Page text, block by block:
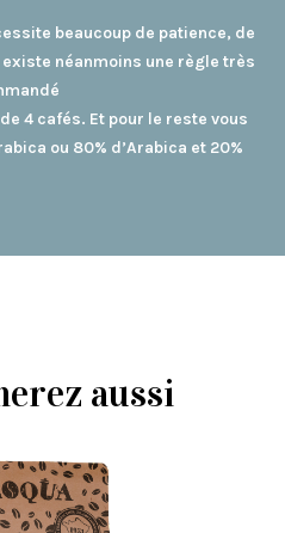
beaucoup de patience, de
néanmoins une règle très
4 cafés. Et pour le reste vous
ou 80% d’Arabica et 20%
aussi